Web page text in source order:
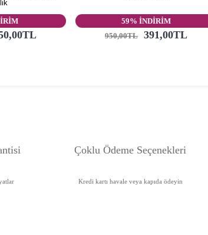
59% İNDİRİM
950,00TL
391,00TL
si Çoklu Ödeme Seçenekleri
Kredi kartı havale veya kapıda ödeyin